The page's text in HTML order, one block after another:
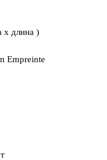
x длина )
Empreinte